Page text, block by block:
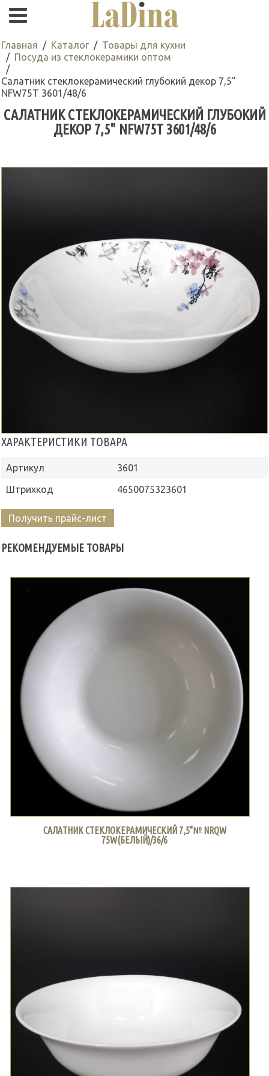
Главная Каталог
Товары для кухни
Посуда из стеклокерамики оптом
Салатник стеклокерамический глубокий декор 7,5"
NFW75T 3601/48/6
САЛАТНИК СТЕКЛОКЕРАМИЧЕСКИЙ ГЛУБОКИЙ
ДЕКОР 7,5" NFW75T 3601/48/6
ХАРАКТЕРИСТИКИ ТОВАРА
Артикул
3601
Штрихкод
4650075323601
Получить прайс-лист
РЕКОМЕНДУЕМЫЕ ТОВАРЫ
САЛАТНИК СТЕКЛОКЕРАМИЧЕСКИЙ 7,5"№ NRQW
75W(БЕЛЫЙ)/36/6